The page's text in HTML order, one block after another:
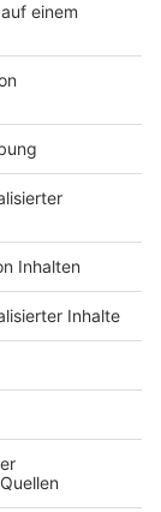
in den
Vorbild des
besserer
Stadtteilen.
Jahr bleibt
steht
unter
der